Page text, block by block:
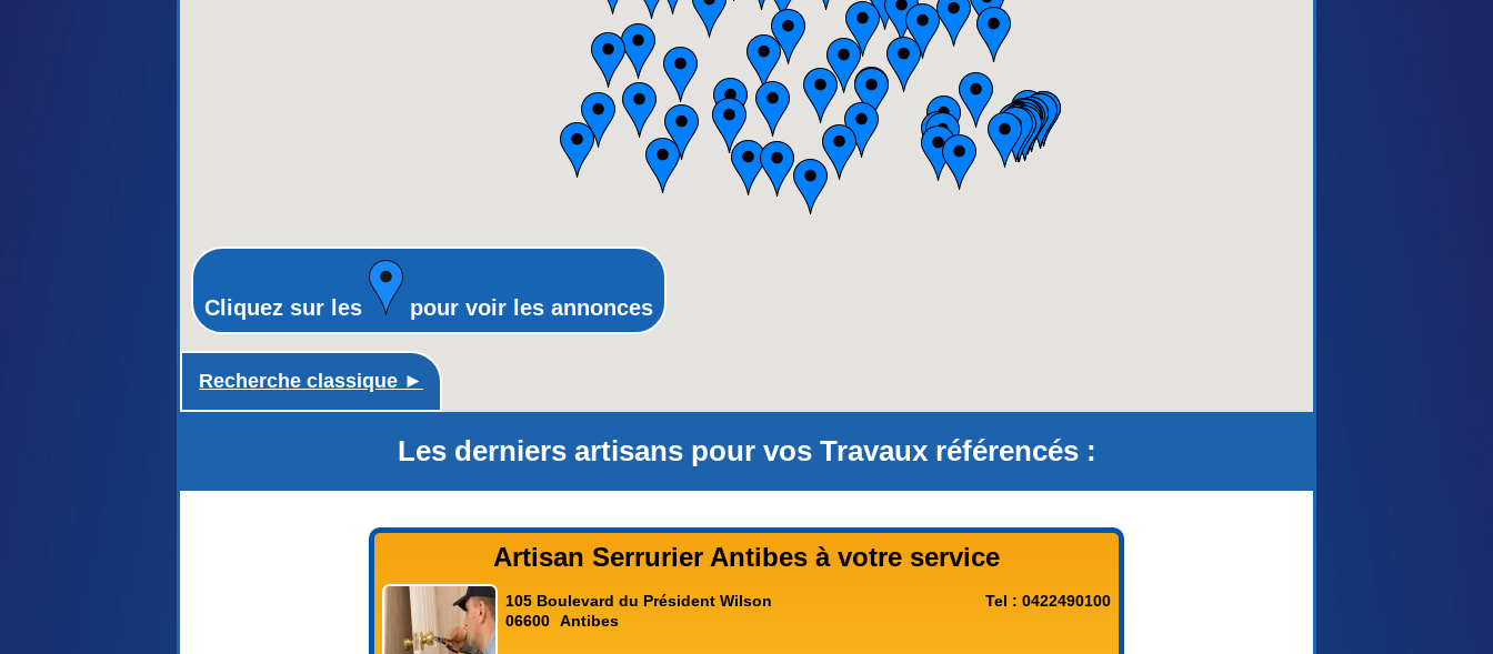
Midi-Pyrénées
Nord-Pas-de-Calais
Pays-de-la-Loire
Picardie
Poitou-Charentes
Provence-Alpes-Côte-d'Azur(paca)
Recherche classique ►
Cliquez sur les pour voir les annonces
Les derniers artisans pour vos Travaux référencés :
Artisan Serrurier Antibes à votre service
105 Boulevard du Président Wilson
06600 Antibes
Tel : 0422490100